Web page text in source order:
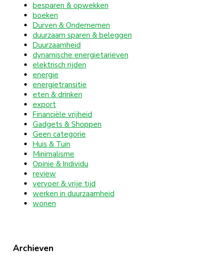
besparen & opwekken
boeken
Durven & Ondernemen
duurzaam sparen & beleggen
Duurzaamheid
dynamische energietarieven
elektrisch rijden
energie
energietransitie
eten & drinken
export
Financiële vrijheid
Gadgets & Shoppen
Geen categorie
Huis & Tuin
Minimalisme
Opinie & Individu
review
vervoer & vrije tijd
werken in duurzaamheid
wonen
Archieven